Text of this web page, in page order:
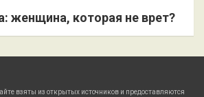
женщина, которая не врет?
взяты из открытых источников и предоставляются